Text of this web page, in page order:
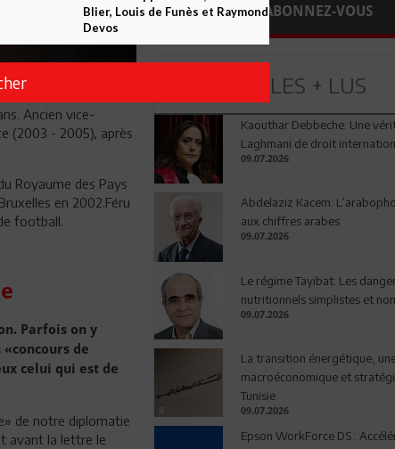
Ancien vice-
(2003 - 2005), après
Royaume des Pays
en 2002.Féru
football.
Parfois on y
de
celui qui est de
de notre diplomatie
avant la lettre le
ABONNEZ-VOUS
LES + LUS
Kaouthar Debbeche: Une
Laghmani de droit
09.07.2026
Abdelaziz Kacem:
aux chiffres arabes
09.07.2026
Le régime Tayibat: Les
nutritionnels simplistes et
09.07.2026
La transition énergétique,
macroéconomique et
Tunisie
09.07.2026
Epson WorkForce DS :
Blier, Louis de Funès et Raymond
Devos